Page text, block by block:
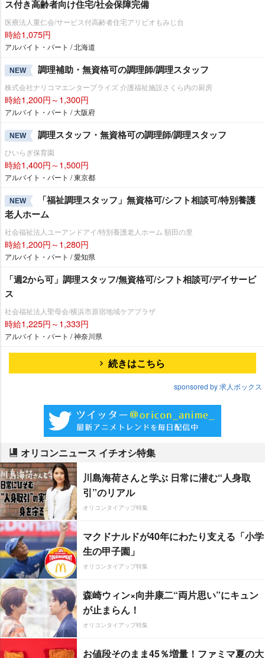
ス付き高齢者向け住宅/社会保障完備
医療法人重仁会/サービス付高齢者住宅アリビオもみじ台
時給1,075円
アルバイト・パート / 北海道
NEW 調理補助・無資格可の調理師/調理スタッフ
株式会社ナリコマエンタープライズ 介護福祉施設さくら内の厨房
時給1,200円～1,300円
アルバイト・パート / 大阪府
NEW 調理スタッフ・無資格可の調理師/調理スタッフ
ひいらぎ保育園
時給1,400円～1,500円
アルバイト・パート / 東京都
NEW
「福祉調理スタッフ」無資格可/シフト相談可/特別養護
老人ホーム
社会福祉法人ユーアンドアイ/特別養護老人ホーム 額田の里
時給1,200円～1,280円
アルバイト・パート / 愛知県
「週2から可」調理スタッフ/無資格可/シフト相談可/デイサービ
ス
社会福祉法人聖母会/横浜市原宿地域ケアプラザ
時給1,225円～1,333円
アルバイト・パート / 神奈川県
続きはこちら
sponsored by 求人ボックス
オリコンニュース イチオシ特集
川島海荷さんと学ぶ 日常に潜む“人身取
引”のリアル
オリコンタイアップ特集
マクドナルドが40年にわたり支える「小学
生の甲子園」
オリコンタイアップ特集
森崎ウィン×向井康二“両片思い”にキュン
が止まらん！
オリコンタイアップ特集
お値段そのまま45％増量！ファミマ夏の大